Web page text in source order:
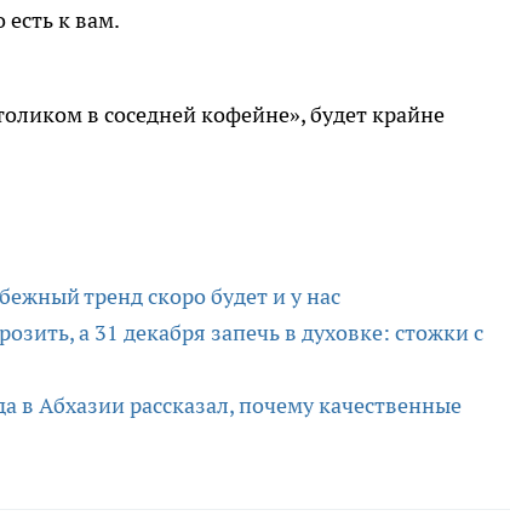
к вам.
в соседней кофейне», будет крайне
тренд скоро будет и у нас
а 31 декабря запечь в духовке: стожки с
в Абхазии рассказал, почему качественные